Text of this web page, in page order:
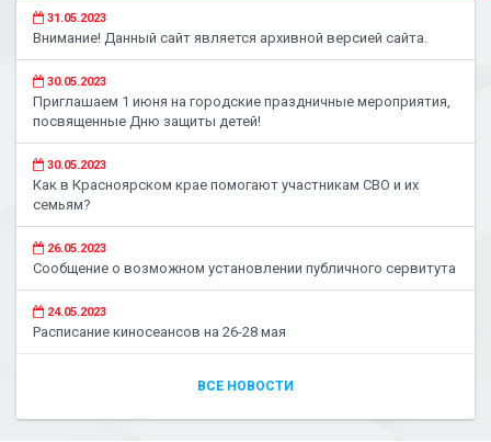
31.05.2023
Внимание! Данный сайт является архивной версией сайта.
30.05.2023
Приглашаем 1 июня на городские праздничные мероприятия,
посвященные Дню защиты детей!
30.05.2023
Как в Красноярском крае помогают участникам СВО и их
семьям?
26.05.2023
Сообщение о возможном установлении публичного сервитута
24.05.2023
Расписание киносеансов на 26-28 мая
ВСЕ НОВОСТИ